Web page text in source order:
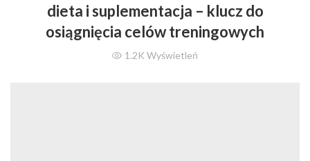
dieta i suplementacja – klucz do
osiągnięcia celów treningowych
1.2K Wyświetleń